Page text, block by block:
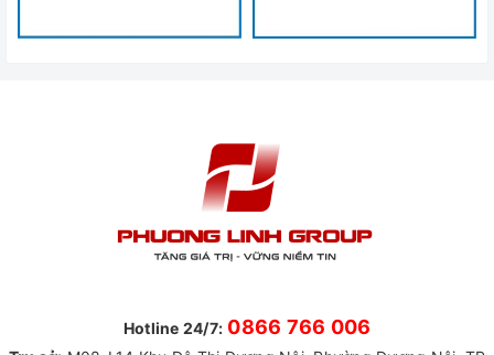
Hotline 24/7: 0866 766 006